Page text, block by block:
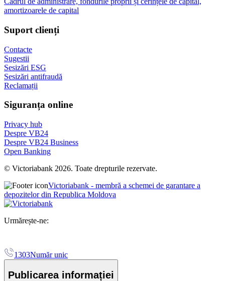
amortizoarele de capital
Suport clienți
Contacte
Sugestii
Sesizări ESG
Sesizări antifraudă
Reclamații
Siguranța online
Privacy hub
Despre VB24
Despre VB24 Business
Open Banking
© Victoriabank 2026. Toate drepturile rezervate.
Victoriabank - membră a schemei de garantare a
depozitelor din Republica Moldova
Urmărește-ne:
1303Număr unic
Publicarea informației